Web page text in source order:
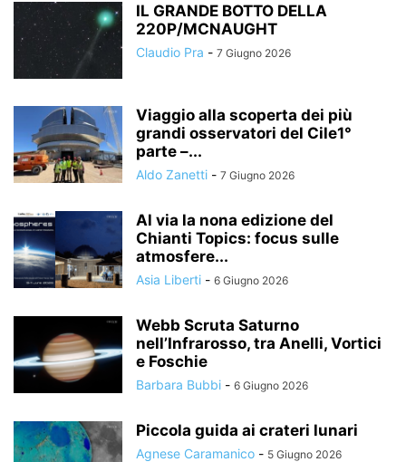
IL GRANDE BOTTO DELLA
220P/MCNAUGHT
Claudio Pra - 7 Giugno 2026
Viaggio alla scoperta dei più
grandi osservatori del Cile1°
parte –...
Aldo Zanetti - 7 Giugno 2026
Al via la nona edizione del
Chianti Topics: focus sulle
atmosfere...
Asia Liberti - 6 Giugno 2026
Webb Scruta Saturno
nell’Infrarosso, tra Anelli, Vortici
e Foschie
Barbara Bubbi - 6 Giugno 2026
Piccola guida ai crateri lunari
Agnese Caramanico - 5 Giugno 2026